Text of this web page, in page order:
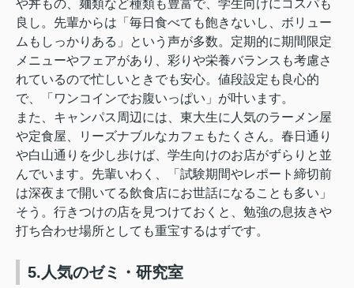
や丼もの、麺類など種類も豊富で、学生向けにコスパも
良し。先輩からは「毎日食べても飽きないし、ボリュー
ムもしっかりある」という声が多数。定期的に期間限定
メニューやフェアがあり、彩りや栄養バランスも考慮さ
れているので忙しいときでも安心。値段設定も良心的
で、「ワンコインでお腹いっぱい」が叶います。
また、キャンパス周辺には、東大生に人気のラーメン屋
や定食屋、リーズナブルなカフェもたくさん。春日通り
や白山通りを少し歩けば、学生向けのお店がずらりと並
んでいます。先輩いわく、「試験期間やレポート締切前
は深夜まで開いてる飲食店にお世話になることも多い」
そう。行きつけの店を見つけておくと、勉強の息抜きや
打ち合わせ場所としても重宝するはずです。
5.人気のゼミ・研究室